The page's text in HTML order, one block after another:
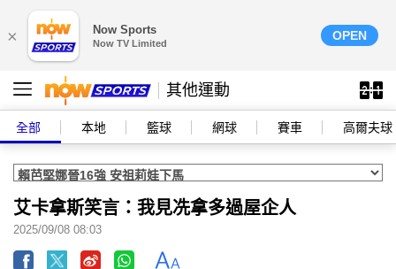
× Now Sports
Now TV Limited
OPEN
其他運動
全部 本地 籃球 網球 賽車 高爾夫球
艾卡拿斯笑言：我見冼拿多過屋企人
2025/09/08 08:03